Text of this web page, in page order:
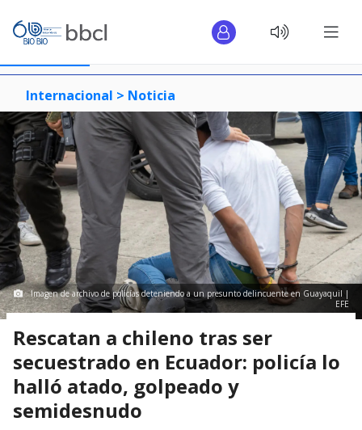
Internacional > Noticia
Imagen de archivo de policías deteniendo a un presunto delincuente en Guayaquil |
EFE
Rescatan a chileno tras ser
secuestrado en Ecuador: policía lo
halló atado, golpeado y
semidesnudo